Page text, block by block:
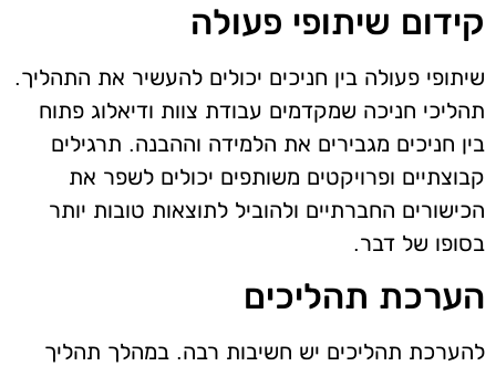
קידום שיתופי פעולה
שיתופי פעולה בין חניכים יכולים להעשיר את התהליך.
תהליכי חניכה שמקדמים עבודת צוות ודיאלוג פתוח
בין חניכים מגבירים את הלמידה וההבנה. תרגילים
קבוצתיים ופרויקטים משותפים יכולים לשפר את
הכישורים החברתיים ולהוביל לתוצאות טובות יותר
בסופו של דבר.
הערכת תהליכים
להערכת תהליכים יש חשיבות רבה. במהלך תהליך